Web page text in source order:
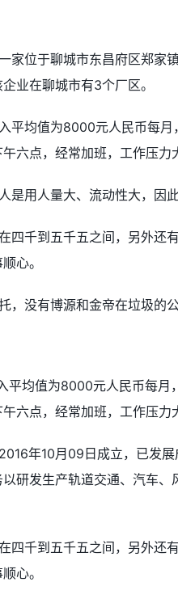
位于聊城市东昌府区郑家
业在聊城市有3个厂区。
平均值为8000元人民币每
六点，经常加班，工作压力
用人量大、流动性大，因此
千到五千五之间，另外还
心。
没有博源和金帝在垃圾的公
平均值为8000元人民币每月
六点，经常加班，工作压力
年10月09日成立，已发
研发生产轨道交通、汽车
千到五千五之间，另外还
心。